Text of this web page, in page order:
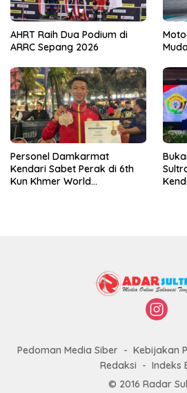
AHRT Raih Dua Podium di
ARRC Sepang 2026
Personel Damkarmat
Kendari Sabet Perak di 6th
Kun Khmer World
Pedoman Media Siber Kebijakan
Redaksi
Indeks
© 2016 Radar